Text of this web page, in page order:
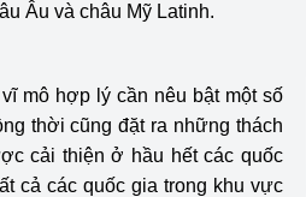
Âu và châu Mỹ Latinh.
mô hợp lý cần nêu bật một số
thời cũng đặt ra những thách
cải thiện ở hầu hết các quốc
cả các quốc gia trong khu vực